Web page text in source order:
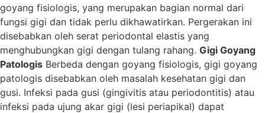
goyang fisiologis, yang merupakan bagian normal dari
fungsi gigi dan tidak perlu dikhawatirkan. Pergerakan ini
disebabkan oleh serat periodontal elastis yang
menghubungkan gigi dengan tulang rahang. Gigi Goyang
Patologis Berbeda dengan goyang fisiologis, gigi goyang
patologis disebabkan oleh masalah kesehatan gigi dan
gusi. Infeksi pada gusi (gingivitis atau periodontitis) atau
infeksi pada ujung akar gigi (lesi periapikal) dapat